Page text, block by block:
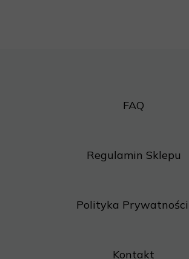
FAQ
Regulamin Sklepu
Polityka Prywatności
Kontakt